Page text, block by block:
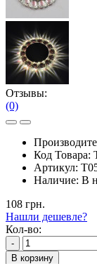
Отзывы:
(0)
Код Товара:
Артикул:
Наличие: В
108 грн.
Нашли дешевле?
Кол-во:
-
В корзину